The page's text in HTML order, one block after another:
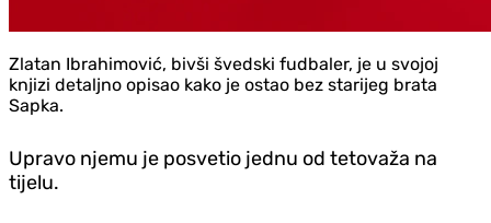
Zlatan Ibrahimović, bivši švedski fudbaler, je u svojoj
knjizi detaljno opisao kako je ostao bez starijeg brata
Sapka.
Upravo njemu je posvetio jednu od tetovaža na
tijelu.